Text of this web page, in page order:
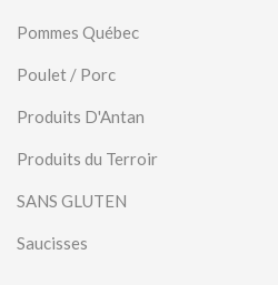
Pommes Québec
Poulet / Porc
Produits D'Antan
Produits du Terroir
SANS GLUTEN
Saucisses